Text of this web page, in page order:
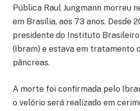
Pública Raul Jungmann morreu
em Brasília, aos 73 anos. Desde
presidente do Instituto
(Ibram) e estava em tratamento
pâncreas.
A morte foi confirmada pelo
o velório será realizado em